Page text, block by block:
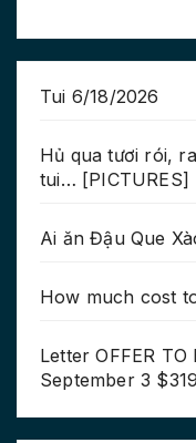
Tui 6/18/2026
Hủ qua tươi rói,
tui… [PICTURES]
Ai ăn Đậu Que
How much cost
Letter OFFER
September 3